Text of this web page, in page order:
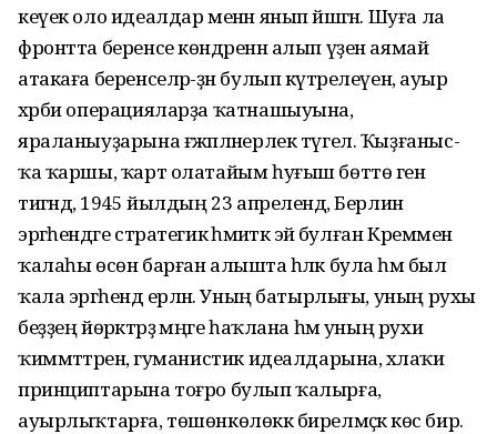
кеүек оло идеалдар менән янып йәшәгән. Шуға ла
фронтта беренсе көндәренән алып үҙен аямай
атакаға беренселәр-ҙән булып күтәрелеүенә, ауыр
хәрби операцияларҙа ҡатнашыуына,
яраланыуҙарына ғәжәпләнерлек түгел. Ҡыҙғаныс-
ҡа ҡаршы, ҡарт олатайым һуғыш бөттө генә
тигәндә, 1945 йылдың 23 апрелендә, Берлин
эргәһендәге стратегик әһәмиәткә эйә булған Креммен
ҡалаһы өсөн барған алышта һәләк була һәм был
ҡала эргәһендә ерләнә. Уның батырлығы, уның рухы
беҙҙең йөрәктәрҙә мәңге һаҡлана һәм уның рухи
ҡиммәттәренә, гуманистик идеалдарына, әхлаҡи
принциптарына тоғро булып ҡалырға,
ауырлыҡтарға, төшөнкөлөккә бирелмәҫкә көс бирә.